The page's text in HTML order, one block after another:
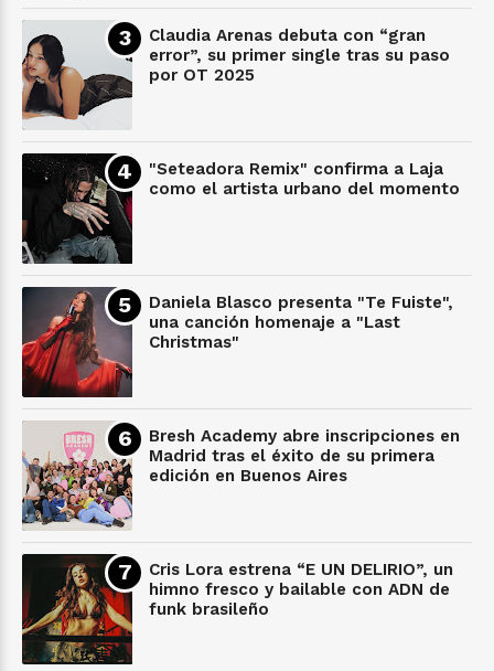
Claudia Arenas debuta con “gran
error”, su primer single tras su paso
por OT 2025
"Seteadora Remix" confirma a Laja
como el artista urbano del momento
Daniela Blasco presenta "Te Fuiste",
una canción homenaje a "Last
Christmas"
Bresh Academy abre inscripciones en
Madrid tras el éxito de su primera
edición en Buenos Aires
Cris Lora estrena “E UN DELIRIO”, un
himno fresco y bailable con ADN de
funk brasileño